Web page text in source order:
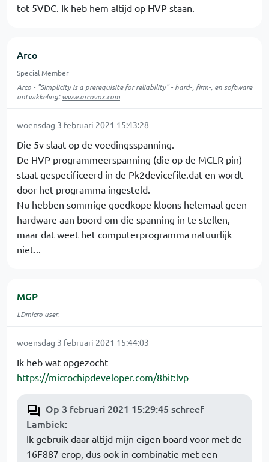
tot 5VDC. Ik heb hem altijd op HVP staan.
Arco
Special Member
Arco - "Simplicity is a prerequisite for reliability" - hard-, firm-, en software
ontwikkeling:www.arcovox.com
woensdag 3 februari 2021 15:43:28
Die 5v slaat op de voedingsspanning.
De HVP programmeerspanning (die op de MCLR pin)
staat gespecificeerd in de Pk2devicefile.dat en wordt
door het programma ingesteld.
Nu hebben sommige goedkope kloons helemaal geen
hardware aan boord om die spanning in te stellen,
maar dat weet het computerprogramma natuurlijk
niet...
MGP
LDmicro user.
woensdag 3 februari 2021 15:44:03
Ik heb wat opgezocht
https://microchipdeveloper.com/8bit:lvp
Op 3 februari 2021 15:29:45 schreef
Lambiek:
Ik gebruik daar altijd mijn eigen board voor met de
16F887 erop, dus ook in combinatie met een